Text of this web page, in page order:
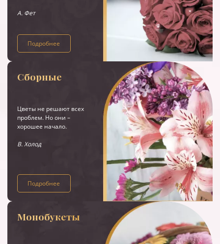
А. Фет
Подробнее
Сборные
Цветы не решают всех
проблем. Но они –
хорошее начало.
В. Холод
Подробнее
Монобукеты